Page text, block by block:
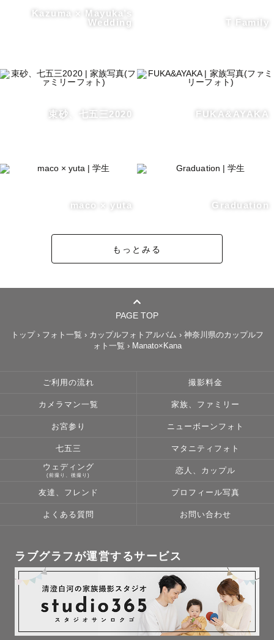
りますので安心してお任せください！
し希望日時が×や△でもお問い合わせいただければ最大限調
ください！)
【LGBTQ+フレンドリー🏳️‍🌈】
せていただきます！
大事なパートナーとの撮影ややご自身の撮影、是非お任せ
【To Foreign Customers】
Thank you for visiting my page!
My photo service is available in English and
pictures you want to take!
My official LINE Account is below
Kazuma × Mayuka’s
Wedding
T Family
束砂、七五三2020 FUKA&AYAKA
maco × yuta Graduation
もっとみる
PAGE TOP
トップ› フォト一覧 › カップルフォトアルバム › 神奈川県のカップルフ
ォト一覧 › Manato×Kana
ご利用の流れ 撮影料金
カメラマン一覧 家族、ファミリー
お宮参り ニューボーンフォト
七五三 マタニティフォト
ウェディング
(前撮り、後撮り)
恋人、カップル
友達、フレンド プロフィール写真
よくある質問 お問い合わせ
ラブグラフが運営するサービス